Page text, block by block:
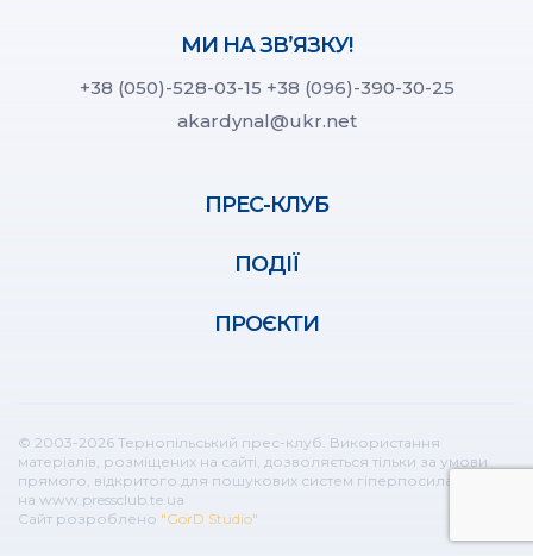
МИ НА ЗВ’ЯЗКУ!
+38 (050)-528-03-15 +38 (096)-390-30-25
akardynal@ukr.net
ПРЕС-КЛУБ
ПОДІЇ
ПРОЄКТИ
© 2003-2026 Тернопільський прес-клуб. Використання
матеріалів, розміщених на сайті, дозволяється тільки за умови
прямого, відкритого для пошукових систем гіперпосилання
на www.pressclub.te.ua
Сайт розроблено "GorD Studio"